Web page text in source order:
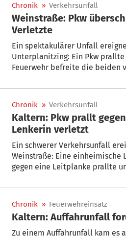
Chronik » Verkehrsunfall
Weinstraße: Pkw
Verletzte
Ein spektakulärer Unfall
Unterplanitzing: Ein Pkw
Feuerwehr befreite die beiden
Chronik » Verkehrsunfall
Kaltern: Pkw prallt
Lenkerin verletzt
Ein schwerer Verkehrsunfall
Weinstraße: Eine
gegen eine Leitplanke prallte
Chronik » Feuerwehreinsatz
Kaltern: Auffahrunfall
Zu einem Auffahrunfall kam es